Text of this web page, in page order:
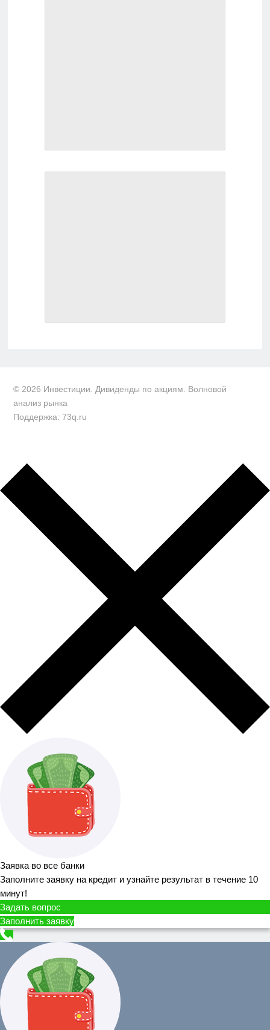
© 2026 Инвестиции. Дивиденды по акциям. Волновой
анализ рынка
Поддержка: 73q.ru
Заявка во все банки
Заполните заявку на кредит и узнайте результат в течение 10
минут!
Задать вопрос
Заполнить заявку